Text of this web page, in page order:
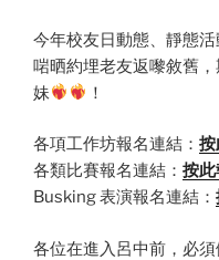
今年校友日動態、靜態
啱晒約埋老友返嚟敘舊
妹
！
各項工作坊報名連結： 按
各類比賽報名連結： 按此
Busking 表演報名連結：
各位在進入呂中前，必